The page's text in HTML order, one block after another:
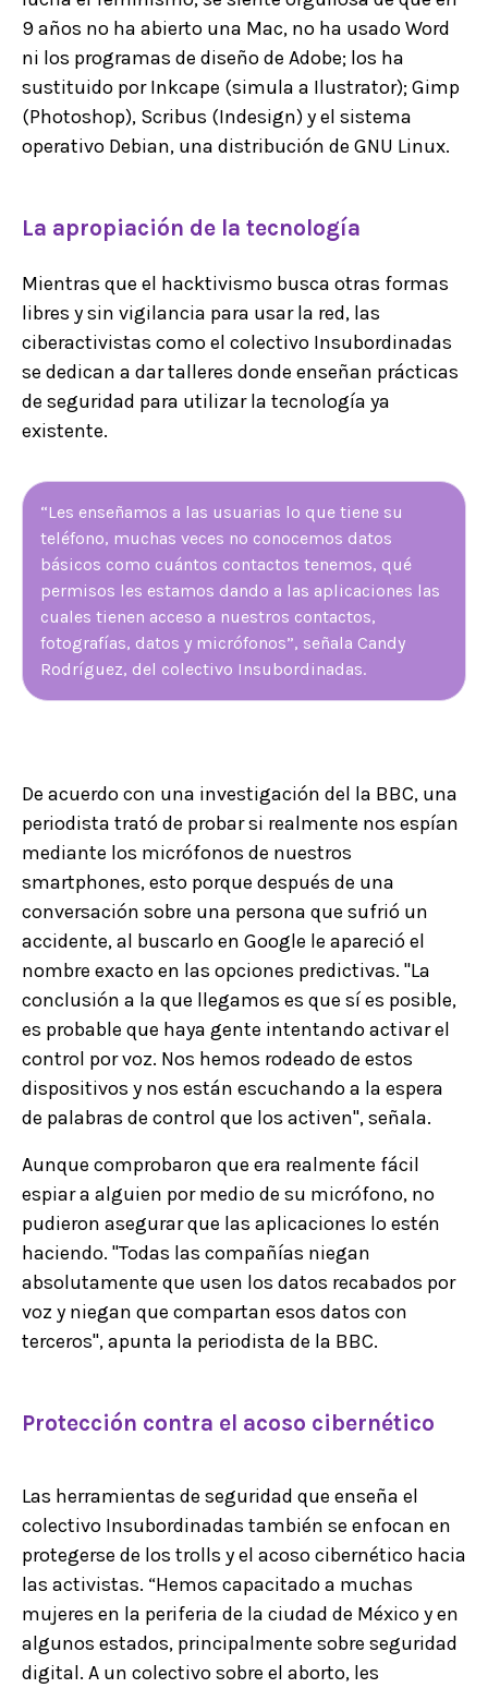
9 años no ha abierto una Mac, no ha usado Word
ni los programas de diseño de Adobe; los ha
sustituido por Inkcape (simula a Ilustrator); Gimp
(Photoshop), Scribus (Indesign) y el sistema
operativo Debian, una distribución de GNU Linux.
La apropiación de la tecnología
Mientras que el hacktivismo busca otras formas
libres y sin vigilancia para usar la red, las
ciberactivistas como el colectivo Insubordinadas
se dedican a dar talleres donde enseñan prácticas
de seguridad para utilizar la tecnología ya
existente.
“Les enseñamos a las usuarias lo que tiene su
teléfono, muchas veces no conocemos datos
básicos como cuántos contactos tenemos, qué
permisos les estamos dando a las aplicaciones las
cuales tienen acceso a nuestros contactos,
fotografías, datos y micrófonos”, señala Candy
Rodríguez, del colectivo Insubordinadas.
De acuerdo con una investigación del la BBC, una
periodista trató de probar si realmente nos espían
mediante los micrófonos de nuestros
smartphones, esto porque después de una
conversación sobre una persona que sufrió un
accidente, al buscarlo en Google le apareció el
nombre exacto en las opciones predictivas. "La
conclusión a la que llegamos es que sí es posible,
es probable que haya gente intentando activar el
control por voz. Nos hemos rodeado de estos
dispositivos y nos están escuchando a la espera
de palabras de control que los activen", señala.
Aunque comprobaron que era realmente fácil
espiar a alguien por medio de su micrófono, no
pudieron asegurar que las aplicaciones lo estén
haciendo. "Todas las compañías niegan
absolutamente que usen los datos recabados por
voz y niegan que compartan esos datos con
terceros", apunta la periodista de la BBC.
Protección contra el acoso cibernético
Las herramientas de seguridad que enseña el
colectivo Insubordinadas también se enfocan en
protegerse de los trolls y el acoso cibernético hacia
las activistas. “Hemos capacitado a muchas
mujeres en la periferia de la ciudad de México y en
algunos estados, principalmente sobre seguridad
digital. A un colectivo sobre el aborto, les